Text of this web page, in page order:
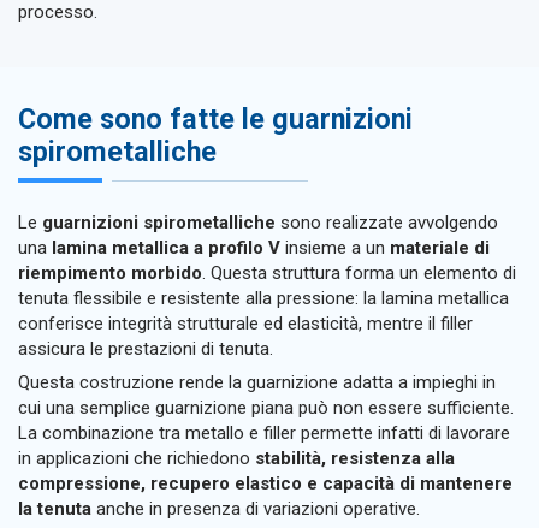
processo.
Come sono fatte le guarnizioni
spirometalliche
Le guarnizioni spirometalliche sono realizzate avvolgendo
una lamina metallica a profilo V insieme a un materiale di
riempimento morbido. Questa struttura forma un elemento di
tenuta flessibile e resistente alla pressione: la lamina metallica
conferisce integrità strutturale ed elasticità, mentre il filler
assicura le prestazioni di tenuta.
Questa costruzione rende la guarnizione adatta a impieghi in
cui una semplice guarnizione piana può non essere sufficiente.
La combinazione tra metallo e filler permette infatti di lavorare
in applicazioni che richiedono stabilità, resistenza alla
compressione, recupero elastico e capacità di mantenere
la tenuta anche in presenza di variazioni operative.